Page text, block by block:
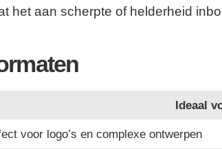
het aan scherpte of helderheid
Ideaal
voor logo’s en complexe ontwerpen